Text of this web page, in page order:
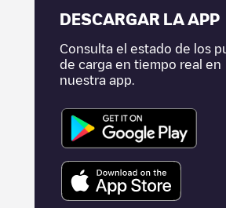
DESCARGAR LA APP
Consulta el estado de los
de carga en tiempo real en
nuestra app.